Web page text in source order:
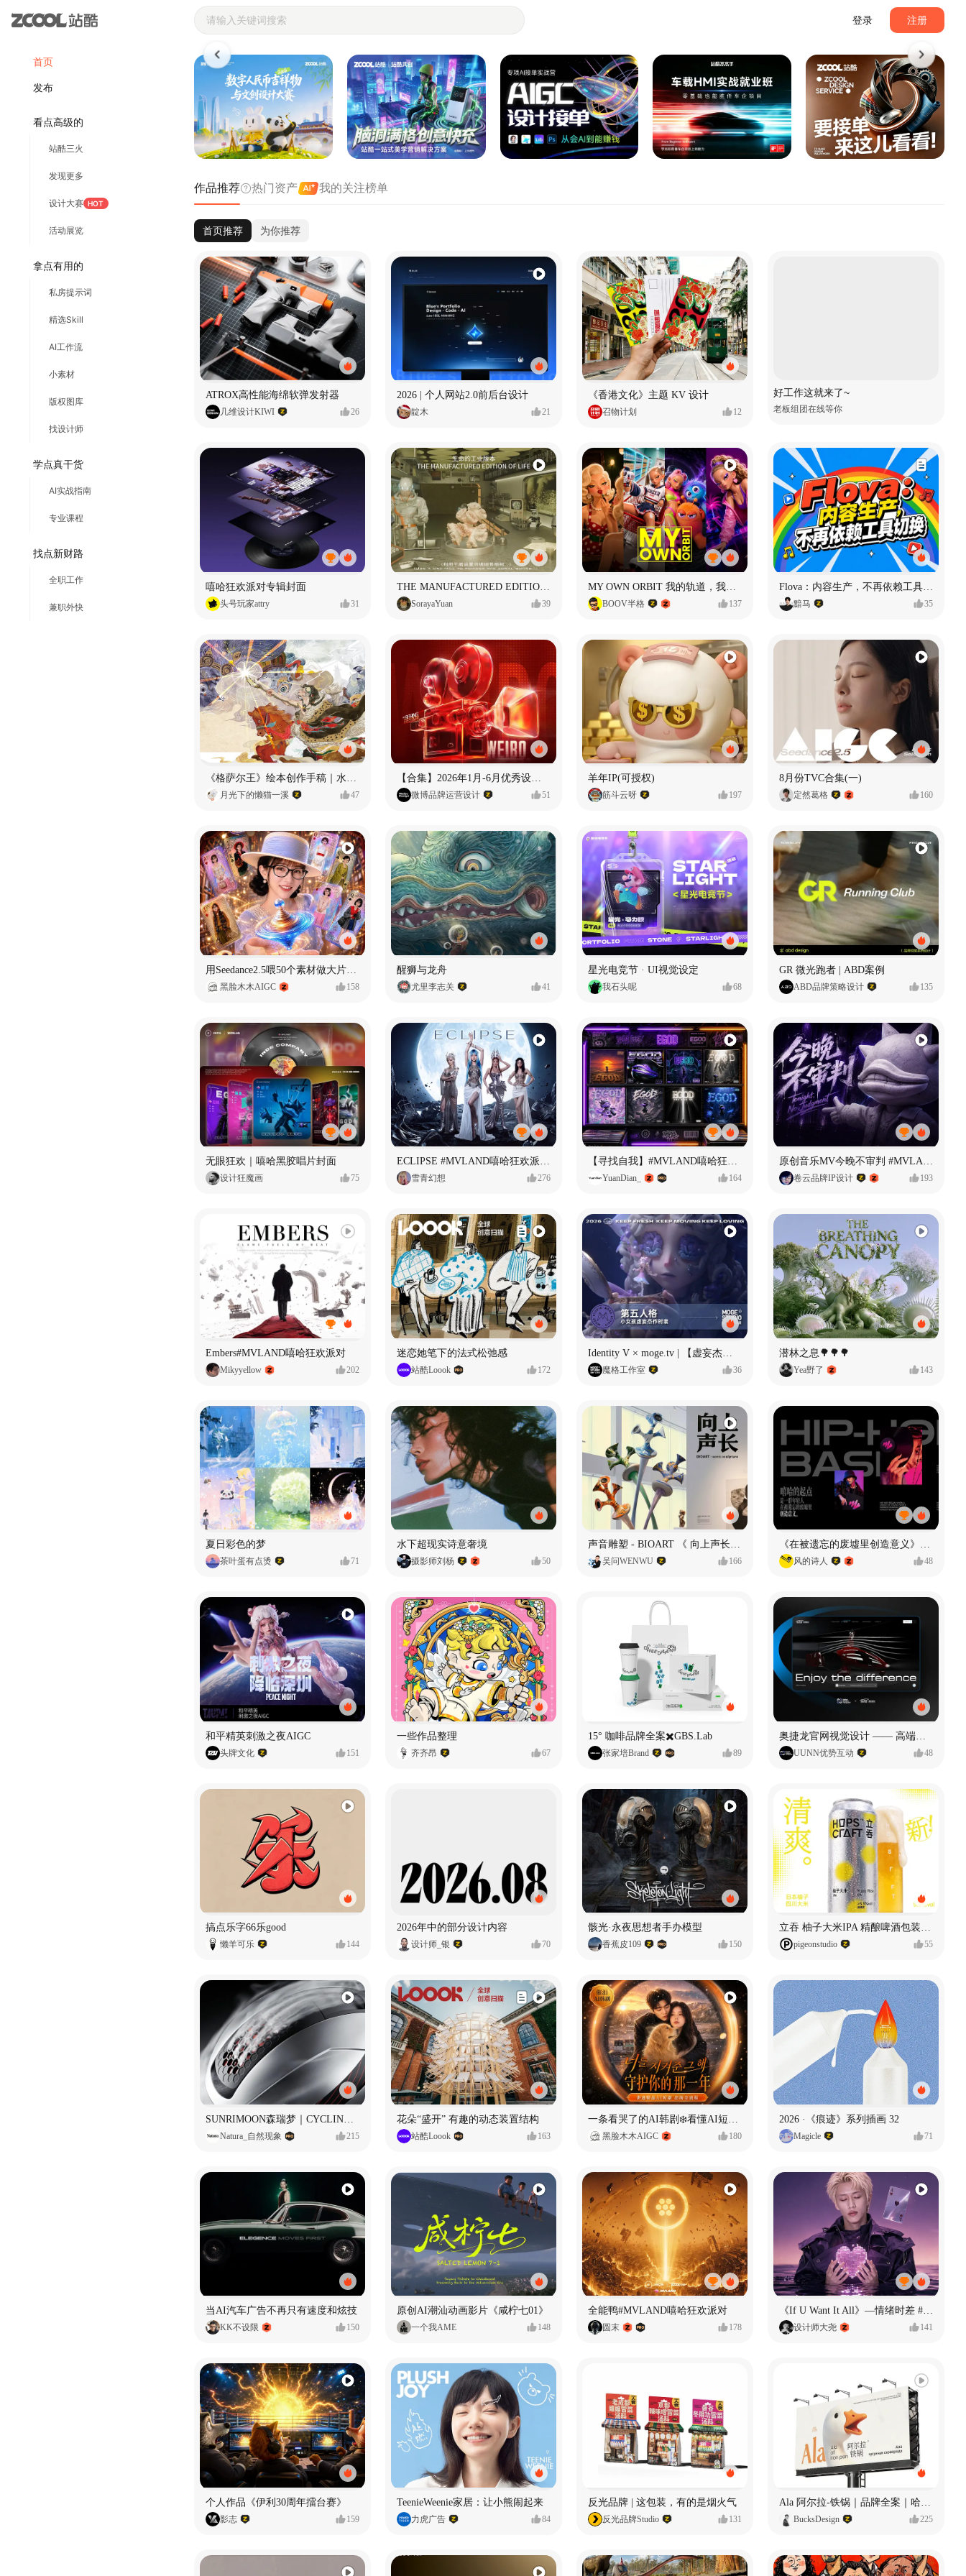
首页
发布
看点高级的
站酷三火
发现更多
设计大赛 HOT
活动展览
拿点有用的
私房提示词
精选Skill
AI工作流
小素材
版权图库
找设计师
学点真干货
AI实战指南
专业课程
找点新财路
全职工作
兼职外快
登录 注册
站酷ZCOOL - 设计师们都在站酷
作品推荐 热门资产 我的关注榜单
首页推荐 为你推荐
ATROX高性能海绵软弹发射器
几维设计KIWI 26
2026 | 个人网站2.0前后台设计
靛木 21
《香港文化》主题 KV 设计
召物计划 12
好工作这就来了~
老板组团在线等你
嘻哈狂欢派对专辑封面
头号玩家attry 31 SorayaYuan 39 BOOV半格 137 黯马 35
《格萨尔王》绘本创作手稿｜水彩墨韵下的史诗回响
月光下的懒猫一溪 47
【合集】2026年1月-6月优秀设计作品（上）
微博品牌运营设计 51
羊年IP(可授权)
筋斗云呀 197
8月份TVC合集(一)
定然葛格 160
黑脸木木AIGC 158
醒狮与龙舟
尤里李志关 41
星光电竞节 · UI视觉设定
我石头呢 68
GR 微光跑者 | ABD案例
ABD品牌策略设计 135
无眼狂欢｜嘻哈黑胶唱片封面
设计狂魔画 75
ECLIPSE #MVLAND嘻哈狂欢派对 女团MV
雪青幻想 276
【寻找自我】#MVLAND嘻哈狂欢派对
YuanDian_ 164
原创音乐MV今晚不审判 #MVLAND嘻哈狂欢派对
卷云品牌IP设计 193
Embers#MVLAND嘻哈狂欢派对
Mikyyellow 202
迷恋她笔下的法式松弛感
站酷Loook 172 魔格工作室 36
潜林之息🌳🌳🌳
Yea野了 143
夏日彩色的梦
茶叶蛋有点烫 71
水下超现实诗意奢境
摄影师刘杨 50
声音雕塑 - BIOART 《 向上声长 》
吴问WENWU 166
《在被遗忘的废墟里创造意义》#MVLAND嘻哈狂欢派对
风的诗人 48
和平精英刺激之夜AIGC
头牌文化 151
一些作品整理
齐齐昂 67
15° 咖啡品牌全案✖️GBS.Lab
张家培Brand 89 UUNN优势互动 48
搞点乐字66乐good
懒羊可乐 144
2026年中的部分设计内容
设计师_银 70
骸光·永夜思想者手办模型
香蕉皮109 150
立吞 柚子大米IPA 精酿啤酒包装设计
pigeonstudio 55
Natura_自然现象 215
花朵“盛开” 有趣的动态装置结构
站酷Loook 163 黑脸木木AIGC 180
2026 ·《痕迹》系列插画 32
Magicle 71
当AI汽车广告不再只有速度和炫技
KK不设限 150
原创AI潮汕动画影片《咸柠七01》
一个我AME 148
全能鸭#MVLAND嘻哈狂欢派对
圆末 178
《If U Want It All》—情绪时差 #MVLAND嘻哈狂欢派对
设计师大尧 141
个人作品《伊利30周年擂台赛》
影志 159
TeenieWeenie家居：让小熊闹起来
力虎广告 84
反光品牌 | 这包装，有的是烟火气
反光品牌Studio 131 BucksDesign 225